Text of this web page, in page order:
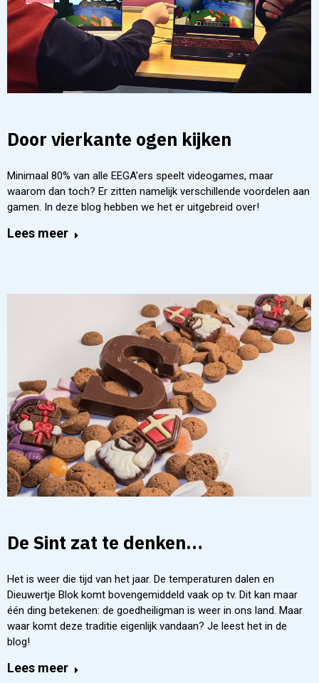
Door vierkante ogen kijken
Minimaal 80% van alle EEGA’ers speelt videogames, maar
waarom dan toch? Er zitten namelijk verschillende voordelen aan
gamen. In deze blog hebben we het er uitgebreid over!
Lees meer
De Sint zat te denken…
Het is weer die tijd van het jaar. De temperaturen dalen en
Dieuwertje Blok komt bovengemiddeld vaak op tv. Dit kan maar
één ding betekenen: de goedheiligman is weer in ons land. Maar
waar komt deze traditie eigenlijk vandaan? Je leest het in de
blog!
Lees meer